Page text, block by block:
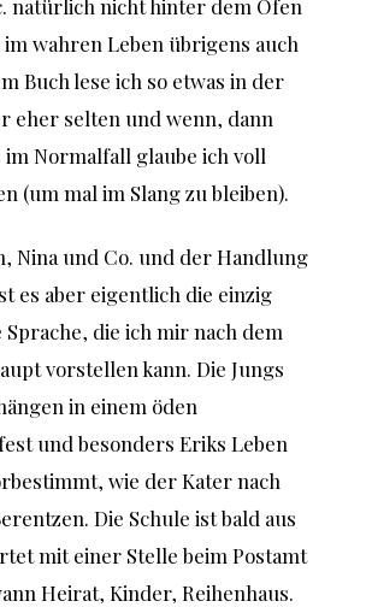
natürlich nicht hinter dem Ofen
wahren Leben übrigens auch
Buch lese ich so etwas in der
eher selten und wenn, dann
Normalfall glaube ich voll
(um mal im Slang zu bleiben).
Nina und Co. und der Handlung
es aber eigentlich die einzig
die ich mir nach dem
vorstellen kann. Die Jungs
in einem öden
und besonders Eriks Leben
wie der Kater nach
Die Schule ist bald aus
mit einer Stelle beim Postamt
Heirat, Kinder, Reihenhaus.